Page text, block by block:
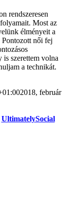
rendszeresen
Most az
élményeit a
női fej
is szerettem volna
a technikát.
2018, február
UltimatelySocial